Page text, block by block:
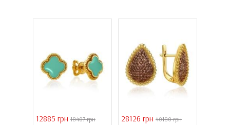
12885 грн 18407 грн 28126 грн 40180 грн